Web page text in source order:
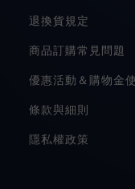
退換貨規定
商品訂購常見問題
優惠活動＆購物金
條款與細則
隱私權政策